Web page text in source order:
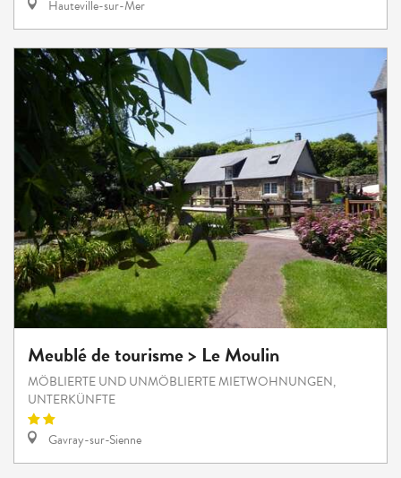
Hauteville-sur-Mer
Meublé de tourisme > Le Moulin
MÖBLIERTE UND UNMÖBLIERTE MIETWOHNUNGEN,
UNTERKÜNFTE
Gavray-sur-Sienne